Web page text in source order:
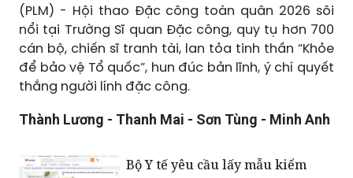
(PLM) - Hội thao Đặc công toàn quân 2026 sôi
nổi tại Trường Sĩ quan Đặc công, quy tụ hơn 700
cán bộ, chiến sĩ tranh tài, lan tỏa tinh thần “Khỏe
để bảo vệ Tổ quốc”, hun đúc bản lĩnh, ý chí quyết
thắng người lính đặc công.
Thành Lương - Thanh Mai - Sơn Tùng - Minh Anh
Bộ Y tế yêu cầu lấy mẫu kiểm